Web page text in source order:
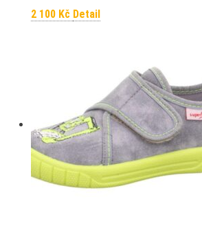
2 100 Kč Detail